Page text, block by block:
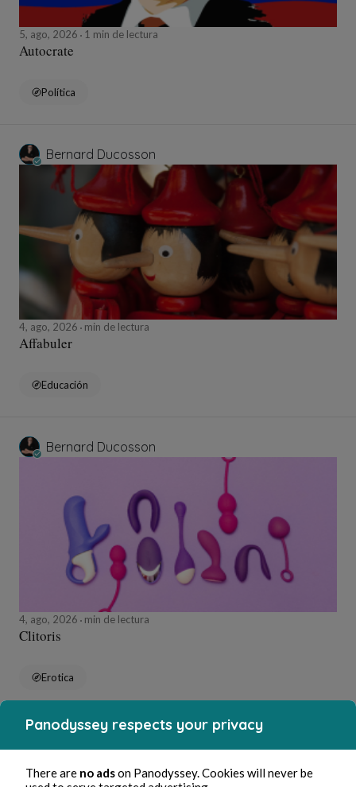
5, ago, 2026 1 min de lectura
Autocrate
Política
Bernard Ducosson
4, ago, 2026 min de lectura
Affabuler
Educación
Bernard Ducosson
4, ago, 2026 min de lectura
Clitoris
Erotica
Panodyssey respects your privacy
There are no adson Panodyssey. Cookies will never be